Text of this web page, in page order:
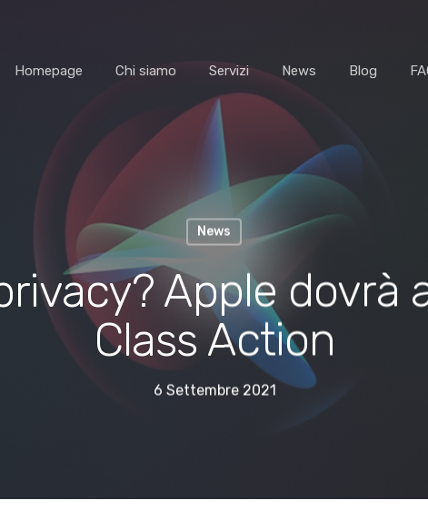
Homepage Chi siamo Servizi News Blog
News
Apple dovrà
Class Action
6 Settembre 2021